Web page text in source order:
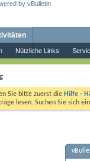
Nützliche Links
Sie bitte zuerst die Hilfe -
lesen. Suchen Sie sich